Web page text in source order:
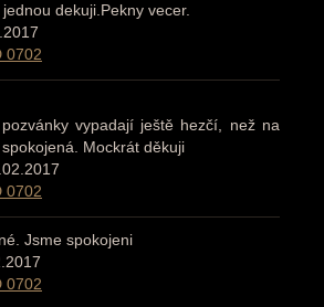
dekuji.Pekny vecer.
0702
vypadají ještě hezčí, než na
Mockrát děkuji
0702
Jsme spokojeni
0702